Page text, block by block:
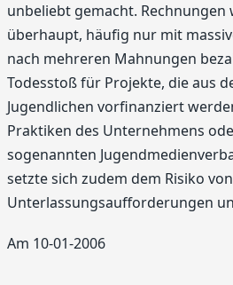
unbeliebt gemacht. Rechnungen
überhaupt, häufig nur mit
nach mehreren Mahnungen
Todesstoß für Projekte, die aus
Jugendlichen vorfinanziert
Praktiken des Unternehmens
sogenannten
setzte sich zudem dem Risiko von
Unterlassungsaufforderungen
Am 10-01-2006